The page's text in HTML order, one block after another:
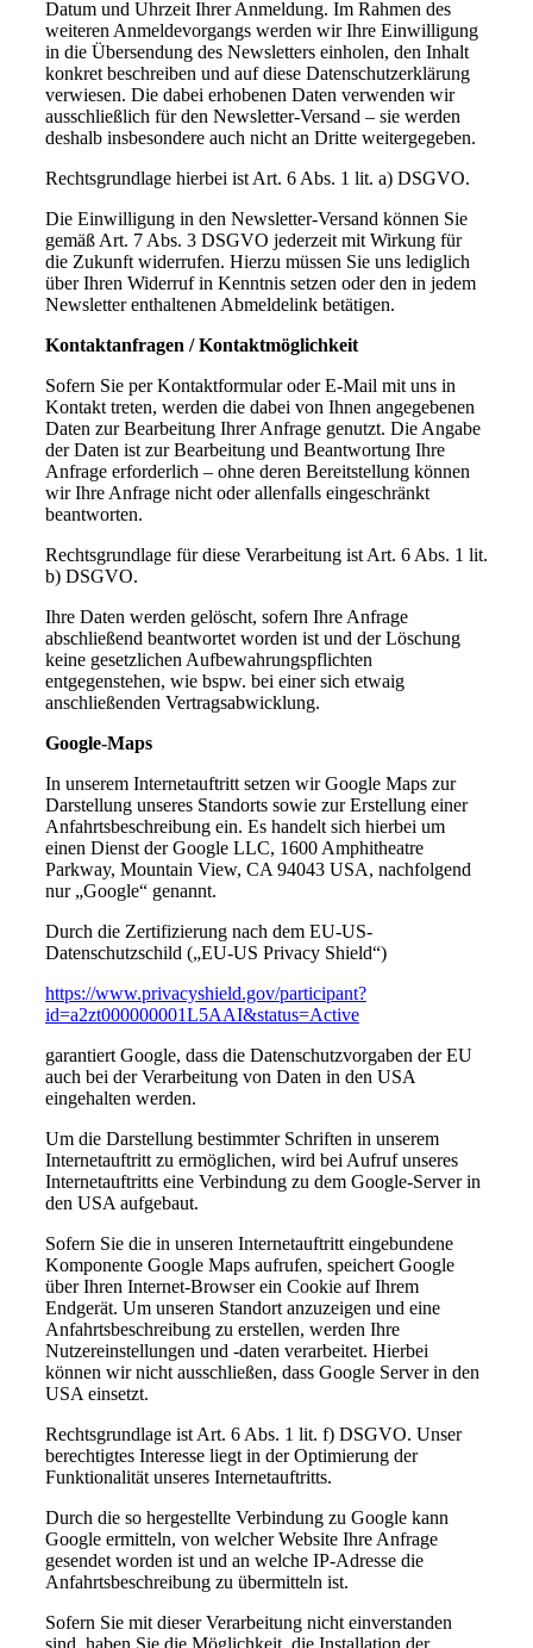
Datum und Uhrzeit Ihrer Anmeldung. Im Rahmen des
weiteren Anmeldevorgangs werden wir Ihre Einwilligung
in die Übersendung des Newsletters einholen, den Inhalt
konkret beschreiben und auf diese Datenschutzerklärung
verwiesen. Die dabei erhobenen Daten verwenden wir
ausschließlich für den Newsletter-Versand – sie werden
deshalb insbesondere auch nicht an Dritte weitergegeben.
Rechtsgrundlage hierbei ist Art. 6 Abs. 1 lit. a) DSGVO.
Die Einwilligung in den Newsletter-Versand können Sie
gemäß Art. 7 Abs. 3 DSGVO jederzeit mit Wirkung für
die Zukunft widerrufen. Hierzu müssen Sie uns lediglich
über Ihren Widerruf in Kenntnis setzen oder den in jedem
Newsletter enthaltenen Abmeldelink betätigen.
Kontaktanfragen / Kontaktmöglichkeit
Sofern Sie per Kontaktformular oder E-Mail mit uns in
Kontakt treten, werden die dabei von Ihnen angegebenen
Daten zur Bearbeitung Ihrer Anfrage genutzt. Die Angabe
der Daten ist zur Bearbeitung und Beantwortung Ihre
Anfrage erforderlich – ohne deren Bereitstellung können
wir Ihre Anfrage nicht oder allenfalls eingeschränkt
beantworten.
Rechtsgrundlage für diese Verarbeitung ist Art. 6 Abs. 1 lit.
b) DSGVO.
Ihre Daten werden gelöscht, sofern Ihre Anfrage
abschließend beantwortet worden ist und der Löschung
keine gesetzlichen Aufbewahrungspflichten
entgegenstehen, wie bspw. bei einer sich etwaig
anschließenden Vertragsabwicklung.
Google-Maps
In unserem Internetauftritt setzen wir Google Maps zur
Darstellung unseres Standorts sowie zur Erstellung einer
Anfahrtsbeschreibung ein. Es handelt sich hierbei um
einen Dienst der Google LLC, 1600 Amphitheatre
Parkway, Mountain View, CA 94043 USA, nachfolgend
nur „Google“ genannt.
Durch die Zertifizierung nach dem EU-US-
Datenschutzschild („EU-US Privacy Shield“)
https://www.privacyshield.gov/participant?
id=a2zt000000001L5AAI&status=Active
garantiert Google, dass die Datenschutzvorgaben der EU
auch bei der Verarbeitung von Daten in den USA
eingehalten werden.
Um die Darstellung bestimmter Schriften in unserem
Internetauftritt zu ermöglichen, wird bei Aufruf unseres
Internetauftritts eine Verbindung zu dem Google-Server in
den USA aufgebaut.
Sofern Sie die in unseren Internetauftritt eingebundene
Komponente Google Maps aufrufen, speichert Google
über Ihren Internet-Browser ein Cookie auf Ihrem
Endgerät. Um unseren Standort anzuzeigen und eine
Anfahrtsbeschreibung zu erstellen, werden Ihre
Nutzereinstellungen und -daten verarbeitet. Hierbei
können wir nicht ausschließen, dass Google Server in den
USA einsetzt.
Rechtsgrundlage ist Art. 6 Abs. 1 lit. f) DSGVO. Unser
berechtigtes Interesse liegt in der Optimierung der
Funktionalität unseres Internetauftritts.
Durch die so hergestellte Verbindung zu Google kann
Google ermitteln, von welcher Website Ihre Anfrage
gesendet worden ist und an welche IP-Adresse die
Anfahrtsbeschreibung zu übermitteln ist.
Sofern Sie mit dieser Verarbeitung nicht einverstanden
sind, haben Sie die Möglichkeit, die Installation der